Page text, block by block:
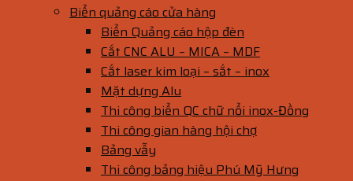
Biển quảng cáo cửa hàng
Biển Quảng cáo hộp đèn
Cắt CNC ALU – MICA – MDF
Cắt laser kim loại – sắt – inox
Mặt dựng Alu
Thi công biển QC chữ nổi inox-Đồng
Thi công gian hàng hội chợ
Bảng vẫy
Thi công bảng hiệu Phú Mỹ Hưng